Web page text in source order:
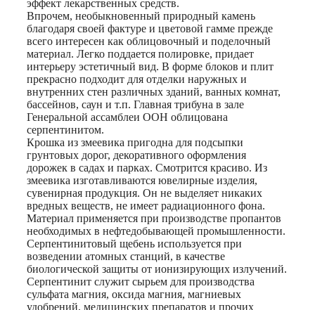
эффект лекарственных средств.
Впрочем, необыкновенный природный камень
благодаря своей фактуре и цветовой гамме прежде
всего интересен как облицовочный и поделочный
материал. Легко поддается полировке, придает
интерьеру эстетичный вид. В форме блоков и плит
прекрасно подходит для отделки наружных и
внутренних стен различных зданий, ванных комнат,
бассейнов, саун и т.п. Главная трибуна в зале
Генеральной ассамблеи ООН облицована
серпентинитом.
Крошка из змеевика пригодна для подсыпки
грунтовых дорог, декоративного оформления
дорожек в садах и парках. Смотрится красиво. Из
змеевика изготавливаются ювелирные изделия,
сувенирная продукция. Он не выделяет никаких
вредных веществ, не имеет радиационного фона.
Материал применяется при производстве пропантов
необходимых в нефтедобывающей промышленности.
Серпентинитовый щебень используется при
возведении атомных станций, в качестве
биологической защиты от ионизирующих излучений.
Серпентинит служит сырьем для производства
сульфата магния, оксида магния, магниевых
удобрений, медицинских препаратов и прочих